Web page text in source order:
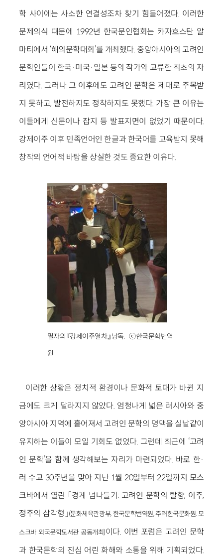
학 사이에는 사소한 연결성조차 찾기 힘들어졌다. 이러한
문제의식 때문에 1992년 한국문인협회는 카자흐스탄 알
마티에서 ‘해외문학대회’를 개최했다. 중앙아시아의 고려인
문학인들이 한국·미국·일본 등의 작가와 교류한 최초의 자
리였다. 그러나 그 이후에도 고려인 문학은 제대로 주목받
지 못하고, 발전하지도 정착하지도 못했다. 가장 큰 이유는
이들에게 신문이나 잡지 등 발표지면이 없었기 때문이다.
강제이주 이후 민족언어인 한글과 한국어를 교육받지 못해
창작의 언어적 바탕을 상실한 것도 중요한 이유다.
필자의 『강제이주열차』 낭독. ⓒ한국문학번역
원
이러한 상황은 정치적 환경이나 문화적 토대가 바뀐 지
금에도 크게 달라지지 않았다. 엄청나게 넓은 러시아와 중
앙아시아 지역에 흩어져서 고려인 문학의 명맥을 실낱같이
유지하는 이들이 모일 기회도 없었다. 그런데 최근에 ‘고려
인 문학’을 함께 생각해보는 자리가 마련되었다. 바로 한·
러 수교 30주년을 맞아 지난 1월 20일부터 22일까지 모스
크바에서 열린 「경계 넘나들기: 고려인 문학의 탈향, 이주,
정주의 삼각형」(문화체육관광부, 한국문학번역원, 주러한국문화원, 모
스크바 외국문학도서관 공동개최)이다. 이번 포럼은 고려인 문학
과 한국문학의 진심 어린 화해와 소통을 위해 기획되었다.